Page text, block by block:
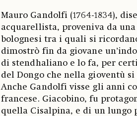
Mauro Gandolfi (1764-1834),
acquarellista, proveniva da
bolognesi tra i quali si
dimostrò fin da giovane
di stendhaliano e lo fa, per
del Dongo che nella gioventù
Anche Gandolfi visse gli anni
francese. Giacobino, fu
quella Cisalpina, e di un